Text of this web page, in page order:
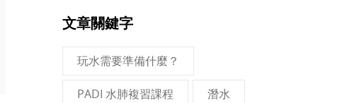
文章關鍵字
玩水需要準備什麼？
PADI 水肺複習課程 潛水